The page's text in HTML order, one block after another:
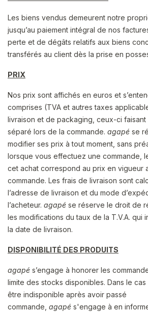
Les biens vendus demeurent notre
jusqu’au paiement intégral de nos
perte et de dégâts relatifs aux biens
transférés au client dès la prise en
PRIX
Nos prix sont affichés en euros et
comprises (TVA et autres taxes
livraison et de packaging, ceux-ci faisant
séparé lors de la commande. agapé se
modifier ses prix à tout moment, sans
lorsque vous effectuez une commande,
cet achat correspond au prix en vigueur
commande. Les frais de livraison sont
l’adresse de livraison et du mode
l’acheteur. agapé se réserve le droit de
les modifications du taux de la T.V.A. qui
la date de livraison.
DISPONIBILITÉ DES PRODUITS
agapé s’engage à honorer les
limite des stocks disponibles. Dans le
être indisponible après avoir passé
commande, agapé s'engage à en